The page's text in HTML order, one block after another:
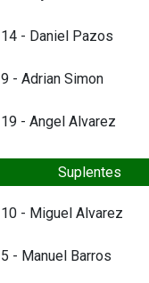
14 - Daniel Pazos
9 - Adrian Simon
19 - Angel Alvarez
Suplentes
10 - Miguel Alvarez
5 - Manuel Barros